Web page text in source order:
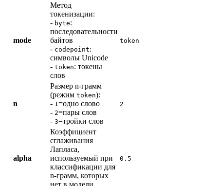
mode
Метод
токенизации:
- byte:
последовательности
байтов
- codepoint:
символы Unicode
- token: токены
слов
token
n
Размер n-грамм
(режим token):
- 1 =одно слово
- 2=пары слов
- 3=тройки слов
2
alpha
Коэффициент
сглаживания
Лапласа,
используемый при
классификации для
n-грамм, которых
нет в модели
0.5